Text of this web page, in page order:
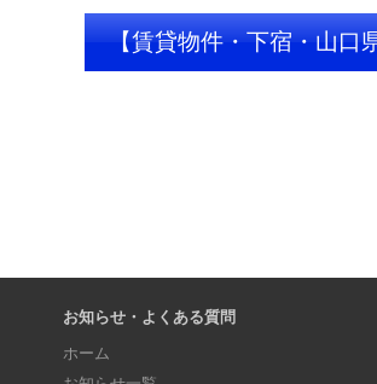
【賃貸物件・下宿・山口
お知らせ・よくある質問
ホーム